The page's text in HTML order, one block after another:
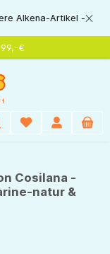
Artikel - - ❤ - -
99,-€
Cosilana -
natur &